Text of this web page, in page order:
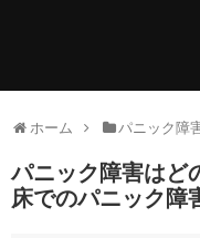
ホーム パニック障
パニック障害はど
床でのパニック障